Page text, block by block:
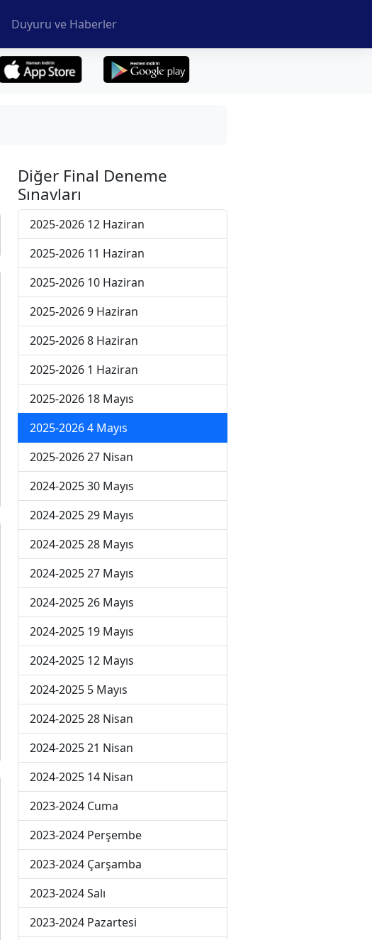
Duyuru ve Haberler
Diğer Final Deneme
Sınavları
2025-2026 12 Haziran
2025-2026 11 Haziran
2025-2026 10 Haziran
2025-2026 9 Haziran
2025-2026 8 Haziran
2025-2026 1 Haziran
2025-2026 18 Mayıs
2025-2026 4 Mayıs
2025-2026 27 Nisan
2024-2025 30 Mayıs
2024-2025 29 Mayıs
2024-2025 28 Mayıs
2024-2025 27 Mayıs
2024-2025 26 Mayıs
2024-2025 19 Mayıs
2024-2025 12 Mayıs
2024-2025 5 Mayıs
2024-2025 28 Nisan
2024-2025 21 Nisan
2024-2025 14 Nisan
2023-2024 Cuma
2023-2024 Perşembe
2023-2024 Çarşamba
2023-2024 Salı
2023-2024 Pazartesi